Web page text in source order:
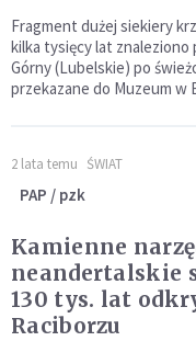
Fragment dużej siekiery
kilka tysięcy lat
Górny (Lubelskie) po
przekazane do Muzeum w
2 lata temu ŚWIAT
PAP / pzk
Kamienne
neandertalskie
130 tys. lat
Raciborzu